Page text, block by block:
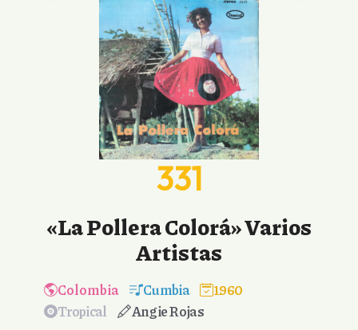
331
«La Pollera Colorá» Varios
Artistas
Colombia Cumbia
1960
Tropical
Angie Rojas